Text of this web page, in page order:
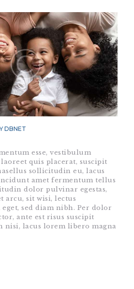
DBNET
esse, vestibulum
quis placerat, suscipit
sollicitudin eu, lacus
amet fermentum tellus
dolor pulvinar egestas,
arcu, sit wisi, lectus
sed diam nibh. Per dolor
ante est risus suscipit
nisi, lacus lorem libero magna